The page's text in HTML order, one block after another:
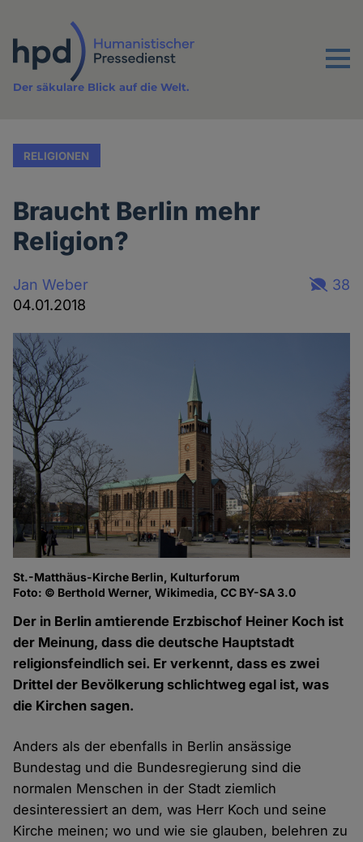
Inhalt
Menu
Der säkulare Blick auf die Welt.
RELIGIONEN
Braucht Berlin mehr
Religion?
Jan Weber
04.01.2018
38
St.-Matthäus-Kirche Berlin, Kulturforum
Foto: © Berthold Werner, Wikimedia, CC BY-SA 3.0
Der in Berlin amtierende Erzbischof Heiner Koch ist
der Meinung, dass die deutsche Hauptstadt
religionsfeindlich sei. Er verkennt, dass es zwei
Drittel der Bevölkerung schlichtweg egal ist, was
die Kirchen sagen.
Anders als der ebenfalls in Berlin ansässige
Bundestag und die Bundesregierung sind die
normalen Menschen in der Stadt ziemlich
desinteressiert an dem, was Herr Koch und seine
Kirche meinen; wo und wie sie glauben, belehren zu